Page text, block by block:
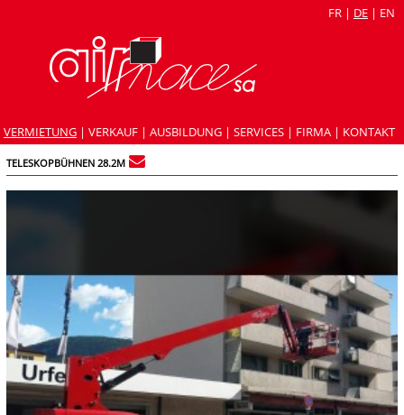
FR | DE | EN
VERMIETUNG | VERKAUF | AUSBILDUNG | SERVICES | FIRMA | KONTAKT
TELESKOPBÜHNEN 28.2M